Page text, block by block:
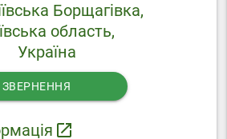
Борщагівка,
область,
Україна
ЗВЕРНЕННЯ
launch